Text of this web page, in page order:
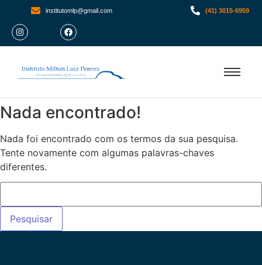
institutomlp@gmail.com (41) 3015-6959
Nada encontrado!
Nada foi encontrado com os termos da sua pesquisa.
Tente novamente com algumas palavras-chaves
diferentes.